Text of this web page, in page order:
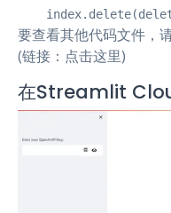
要查看其他代码文件，
(链接：点击这里)
在Streamlit